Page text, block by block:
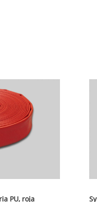
PU, roja